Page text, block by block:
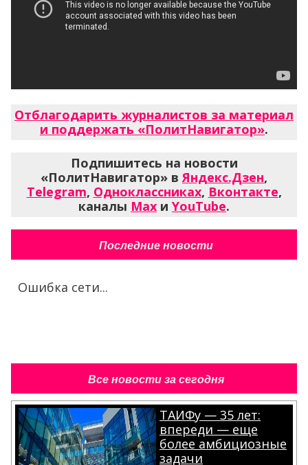
Отблагодарить журналистов за материал
и поддержать «ПолитНавигатор».
Подпишитесь на новости
«ПолитНавигатор» вЯндекс.Дзен,
Telegram, Одноклассниках, Вконтакте,
каналы Max и YouTube.
Последние новости
Ошибка сети...
Все новости за сегодня
ТАИФу — 35 лет:
впереди — еще
более амбициозные
задачи